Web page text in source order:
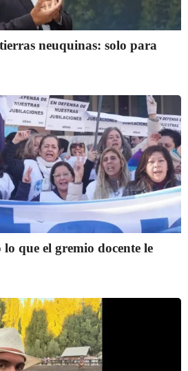
neuquinas: solo para
que el gremio docente le